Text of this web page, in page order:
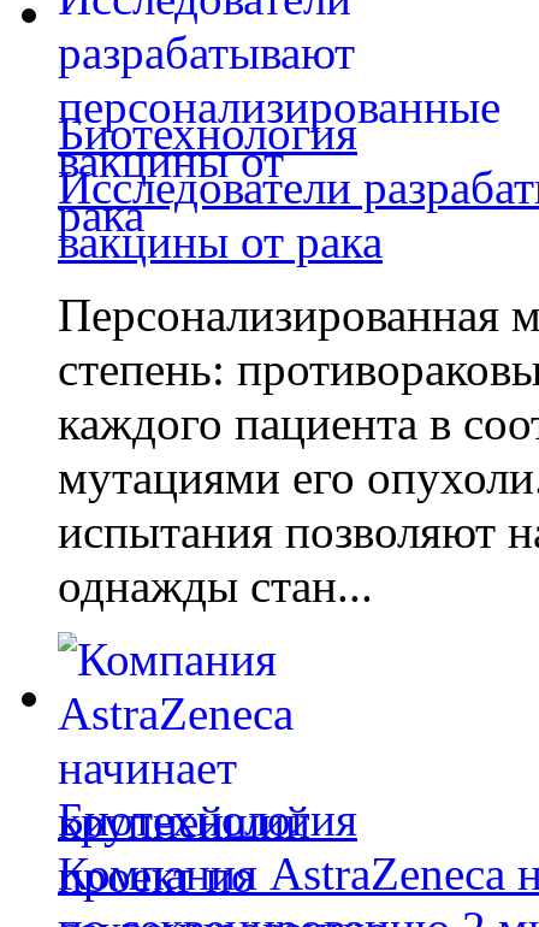
Биотехнология
Исследователи
вакцины от рака
Персонализированная
степень:
каждого пациента в
мутациями его
испытания позволяют
однажды стан...
Биотехнология
Компания AstraZeneca